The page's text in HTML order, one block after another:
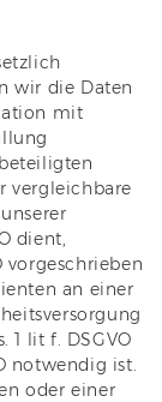
wir die Daten
mit
vergleichbare
dient,
vorgeschrieben
an einer
1 lit f. DSGVO
notwendig ist.
oder einer